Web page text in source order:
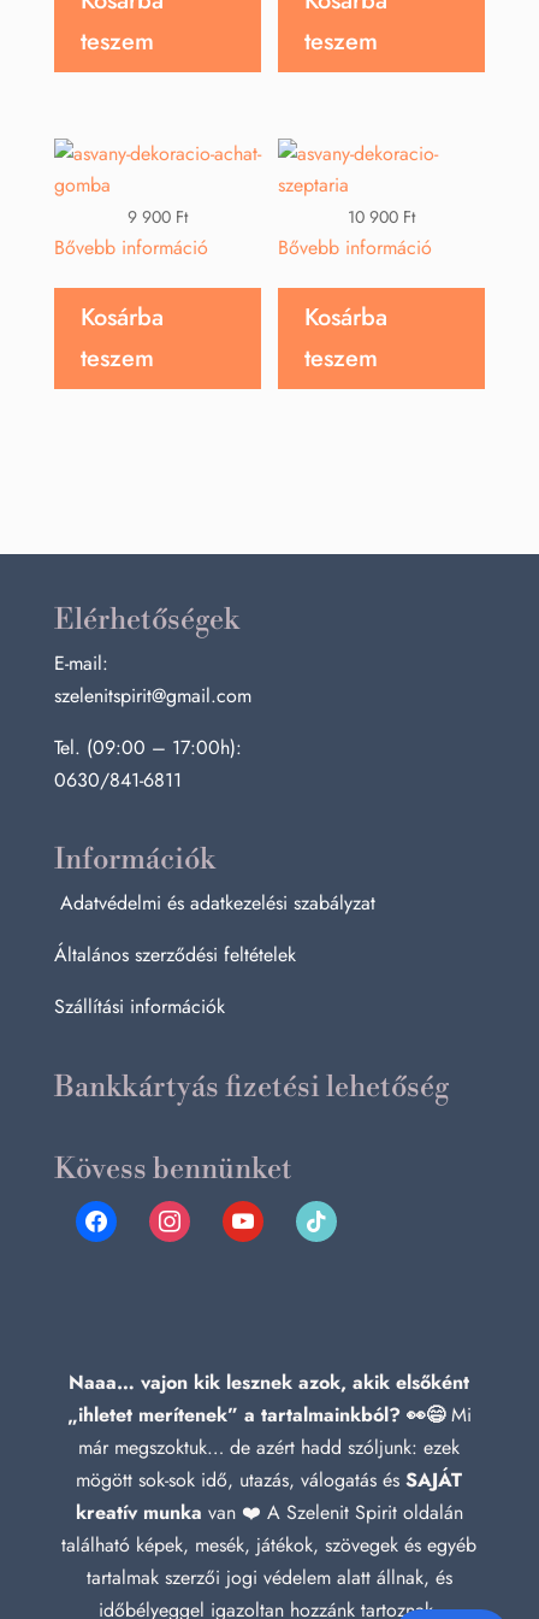
teszem
teszem
9 900 Ft
Bővebb információ
Kosárba
teszem
10 900 Ft
Bővebb információ
Kosárba
teszem
Elérhetőségek
E-mail:
szelenitspirit@gmail.com
Tel. (09:00 – 17:00h):
0630/841-6811
Információk
Adatvédelmi és adatkezelési szabályzat
Általános szerződési feltételek
Szállítási információk
Bankkártyás fizetési lehetőség
Kövess bennünket
facebookinstagramyoutube tiktok
Naaa… vajon kik lesznek azok, akik elsőként
„ihletet merítenek” a tartalmainkból? 👀😄Mi
már megszoktuk… de azért hadd szóljunk: ezek
mögött sok-sok idő, utazás, válogatás ésSAJÁT
kreatív munka van ❤️ A Szelenit Spirit oldalán
található képek, mesék, játékok, szövegek és egyéb
tartalmak szerzői jogi védelem alatt állnak, és
időbélyeggel igazoltan hozzánk tartoznak.